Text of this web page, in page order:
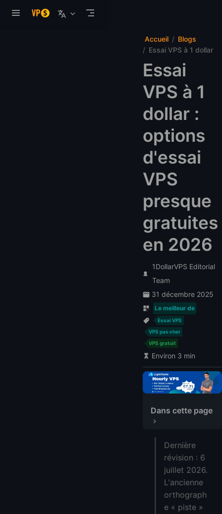
Accueil
Blogs
Essai VPS à 1 dollar
Essai
VPS à 1
dollar :
options
d'essai
VPS
presque
gratuites
en 2026
1DollarVPS Editorial
Team
31 décembre 2025
Le meilleur de
Essai VPS
VPS pas cher
VPS gratuit
Environ 3 min
Dans cette page
Types d'essais
Dernière
révision : 6
juillet 2026.
L'ancienne
orthograph
e « piste »